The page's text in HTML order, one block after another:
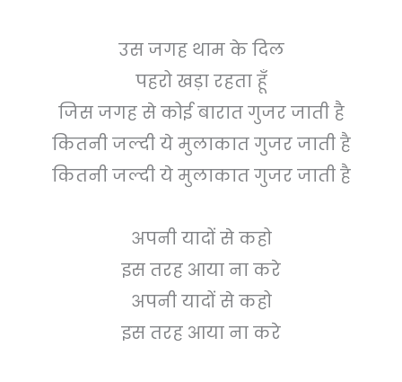
उस जगह थाम के दिल
पहरो खड़ा रहता हूँ
जिस जगह से कोई बारात गुजर जाती है
कितनी जल्दी ये मुलाकात गुजर जाती है
कितनी जल्दी ये मुलाकात गुजर जाती है
अपनी यादों से कहो
इस तरह आया ना करे
अपनी यादों से कहो
इस तरह आया ना करे